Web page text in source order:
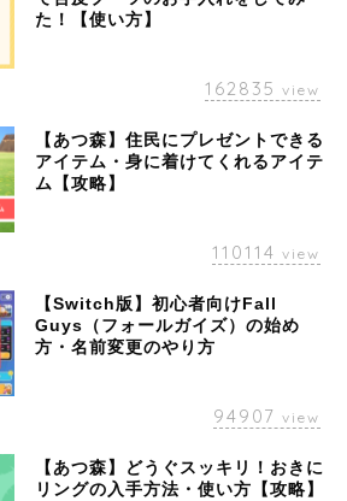
た！【使い方】
162835 view
【あつ森】住民にプレゼントできる
アイテム・身に着けてくれるアイテ
ム【攻略】
110114 view
【Switch版】初心者向けFall
Guys（フォールガイズ）の始め
方・名前変更のやり方
94907 view
【あつ森】どうぐスッキリ！おきに
リングの入手方法・使い方【攻略】